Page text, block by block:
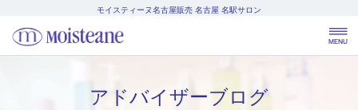
モイスティーヌ名古屋販売 名古屋 名駅サロン
アドバイザーブログ